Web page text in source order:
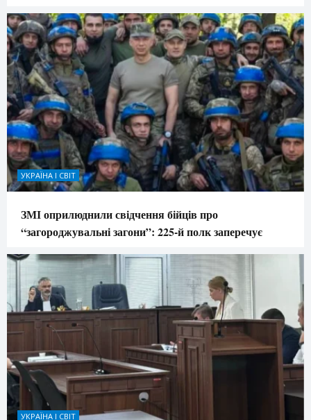
УКРАЇНА І СВІТ
ЗМІ оприлюднили свідчення бійців про
“загороджувальні загони”: 225-й полк заперечує
УКРАЇНА І СВІТ